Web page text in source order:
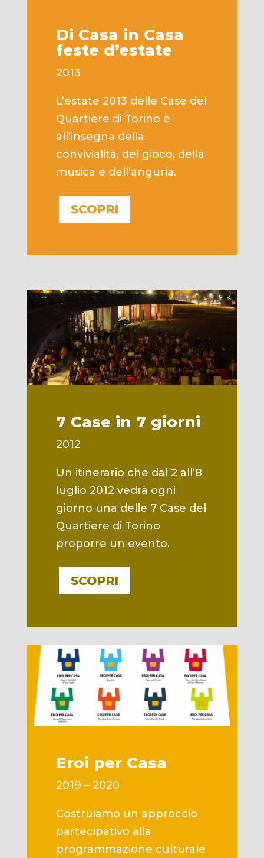
Di Casa in Casa
feste d’estate
2013
L’estate 2013 delle Case del
Quartiere di Torino è
all’insegna della
convivialità, del gioco, della
musica e dell’anguria.
SCOPRI
7 Case in 7 giorni
2012
Un itinerario che dal 2 all’8
luglio 2012 vedrà ogni
giorno una delle 7 Case del
Quartiere di Torino
proporre un evento.
SCOPRI
Eroi per Casa
2019 – 2020
Costruiamo un approccio
partecipativo alla
programmazione culturale